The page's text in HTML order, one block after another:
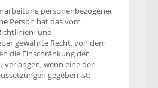
personenbezogener
Person hat das vom
und
gewährte Recht, von dem
die Einschränkung der
verlangen, wenn eine der
gegeben ist: